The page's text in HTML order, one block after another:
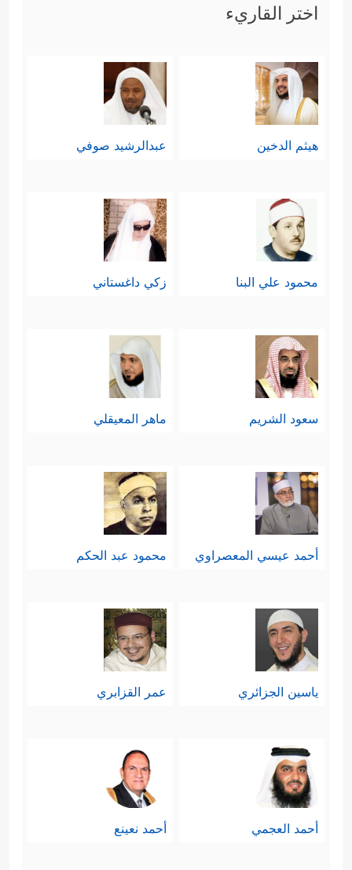
اختر القاريء
هيثم الدخين عبدالرشيد صوفي
محمود علي البنا زكي داغستاني
سعود الشريم ماهر المعيقلي
أحمد عيسي المعصراوي محمود عبد الحكم
ياسين الجزائري عمر القزابري
أحمد العجمي أحمد نعينع